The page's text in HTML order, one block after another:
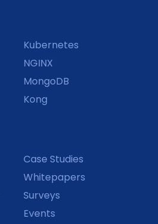
Kubernetes
NGINX
MongoDB
Kong
Case Studies
Whitepapers
Surveys
Events